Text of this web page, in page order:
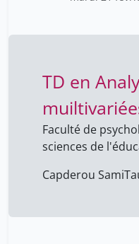
spiridon
tinguely
volokhine
von
zufferey
TD en
Faculté de
sciences de
Capderou Sami